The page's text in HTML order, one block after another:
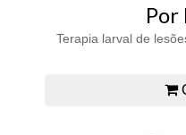
Por
Terapia larval de